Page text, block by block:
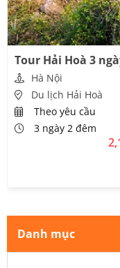
Tour Hải Hoà 3
Hà Nội
Du lịch Hải Hoà
Theo yêu cầu
3 ngày 2 đêm
Danh mục